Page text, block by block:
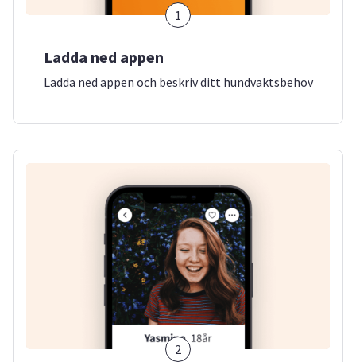
1
Ladda ned appen
Ladda ned appen och beskriv ditt hundvaktsbehov
2